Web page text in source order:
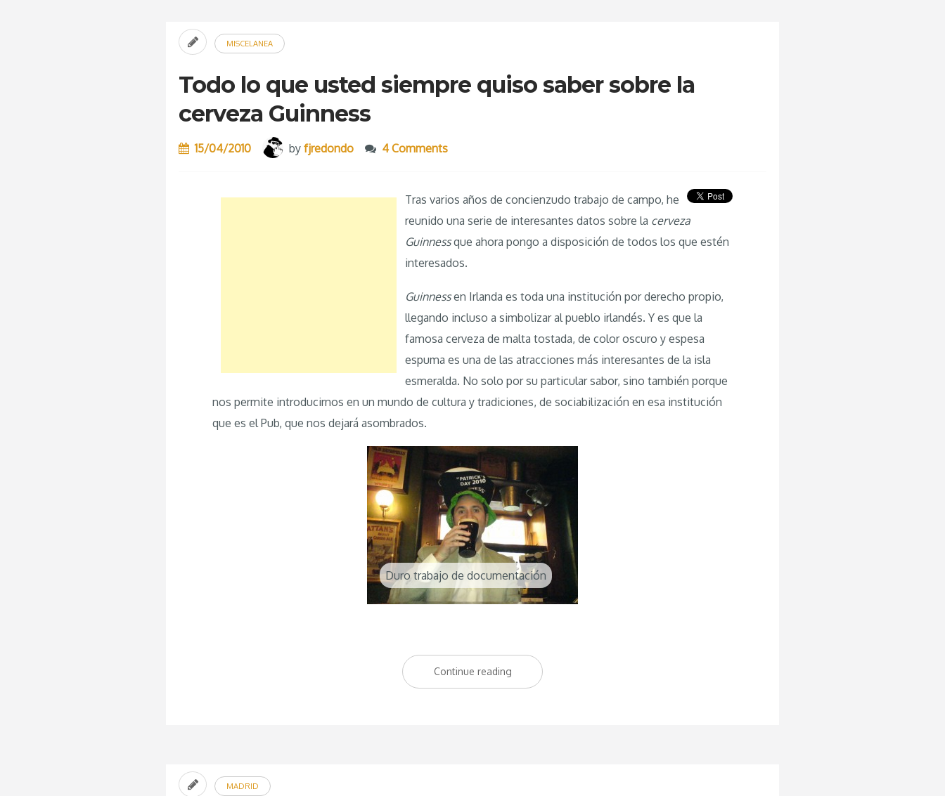
MISCELANEA
Todo lo que usted siempre quiso saber sobre la
cerveza Guinness
15/04/2010 by fjredondo 4 Comments
Tras varios años de concienzudo trabajo de campo, he
reunido una serie de interesantes datos sobre la cerveza
Guinnessque ahora pongo a disposición de todos los que estén
interesados.
Guinnessen Irlanda es toda una institución por derecho propio,
llegando incluso a simbolizar al pueblo irlandés. Y es que la
famosa cerveza de malta tostada, de color oscuro y espesa
espuma es una de las atracciones más interesantes de la isla
esmeralda. No solo por su particular sabor, sino también porque
nos permite introducirnos en un mundo de cultura y tradiciones, de sociabilización en esa institución
que es el Pub, que nos dejará asombrados.
Duro trabajo de documentación
Continue reading
lo
MADRID